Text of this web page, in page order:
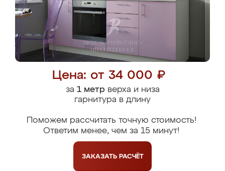
Цена: от 34 000 ₽
за 1 метрверха и низа
гарнитура в длину
Поможем рассчитать точную стоимость!
Ответим менее, чем за 15 минут!
ЗАКАЗАТЬ РАСЧЁТ